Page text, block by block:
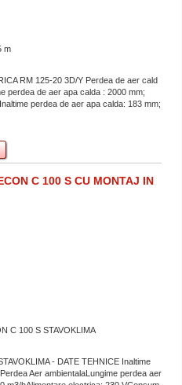
m
RM 125-20 3D/Y Perdea de aer cald
perdea de aer apa calda : 2000 mm;
perdea de aer apa calda: 183 mm;
C 100 S CU MONTAJ IN
C 100 S STAVOKLIMA
- DATE TEHNICE Inaltime
Aer ambientalaLungime perdea aer